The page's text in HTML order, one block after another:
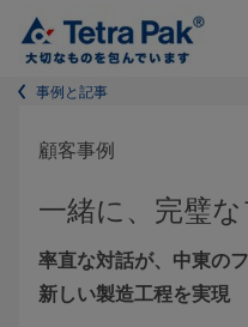
事例と記事
顧客事例
一緒に、完璧
率直な対話が、中東の
新しい製造工程を実現